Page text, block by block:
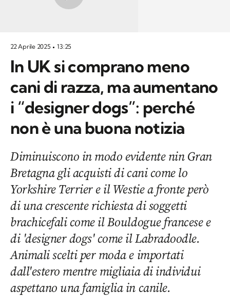
22 Aprile 2025 13:25
In UK si comprano meno
cani di razza, ma aumentano
i “designer dogs”: perché
non è una buona notizia
Diminuiscono in modo evidente nin Gran
Bretagna gli acquisti di cani come lo
Yorkshire Terrier e il Westie a fronte però
di una crescente richiesta di soggetti
brachicefali come il Bouldogue francese e
di 'designer dogs' come il Labradoodle.
Animali scelti per moda e importati
dall'estero mentre migliaia di individui
aspettano una famiglia in canile.